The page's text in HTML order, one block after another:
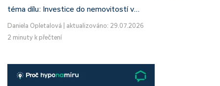
téma dílu: Investice do nemovitostí v…
Daniela Opletalová
aktualizováno: 29.07.2026
2 minuty k přečtení